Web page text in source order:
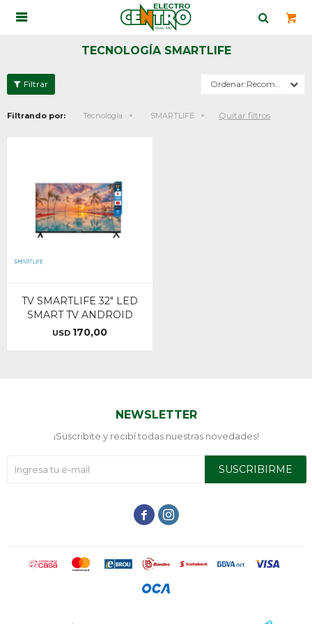

TECNOLOGÍA SMARTLIFE
Recomendados
Filtrando por: Tecnología SMARTLIFE Quitar filtros
TV SMARTLIFE 32" LED
SMART TV ANDROID
USD 170,00
NEWSLETTER
¡Suscribite y recibí todas nuestras novedades!
SUSCRIBIRME
 